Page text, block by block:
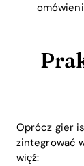
Oprócz gier
zintegrować
więź: